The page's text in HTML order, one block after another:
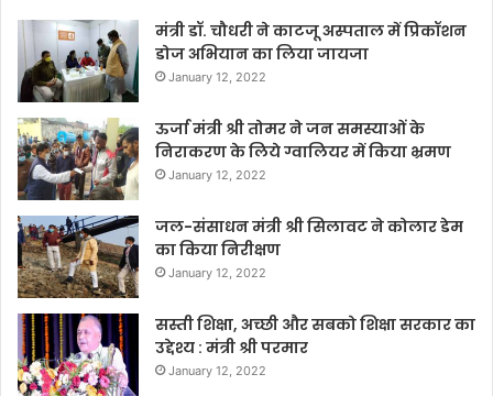
मंत्री डॉ. चौधरी ने काटजू अस्पताल में प्रिकॉशन
डोज अभियान का लिया जायजा
January 12, 2022
ऊर्जा मंत्री श्री तोमर ने जन समस्याओं के
निराकरण के लिये ग्वालियर में किया भ्रमण
January 12, 2022
जल-संसाधन मंत्री श्री सिलावट ने कोलार डेम
का किया निरीक्षण
January 12, 2022
सस्ती शिक्षा, अच्छी और सबको शिक्षा सरकार का
उद्देश्य : मंत्री श्री परमार
January 12, 2022